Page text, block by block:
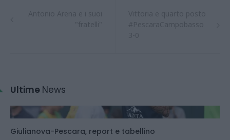
Ultime News
Giulianova-Pescara, report e tabellino